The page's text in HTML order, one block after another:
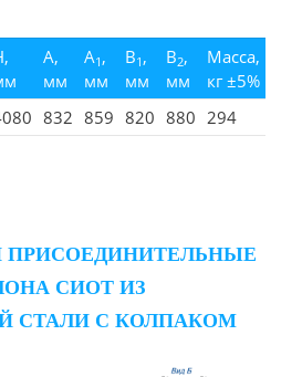
A,
мм
A1 ,
мм
B1 ,
мм
B2,
мм
Масса,
кг ±5%
832 859 820 880 294
ПРИСОЕДИНИТЕЛЬНЫЕ
СИОТ ИЗ
СТАЛИ С КОЛПАКОМ